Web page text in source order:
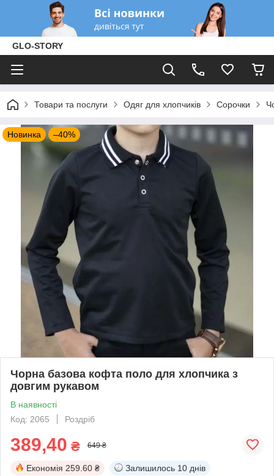
GLO-STORY
Товари та послуги Одяг для хлопчиків Сорочки
Новинка –40%
Чорна базова кофта поло для хлопчика з
довгим рукавом
В наявності
Код: 2065
Роздріб
389,40 ₴ 649 ₴
Економія 259.60 ₴ Залишилось 10 днів